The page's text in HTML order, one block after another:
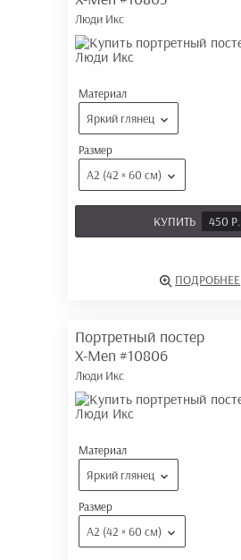
Люди Икс
Материал
Яркий глянец
Размер
А2 (42 × 60 см)
КУПИТЬ 450 Р.
ПОДРОБНЕЕ
Портретный постер
X-Men #10806
Люди Икс
Материал
Яркий глянец
Размер
А2 (42 × 60 см)